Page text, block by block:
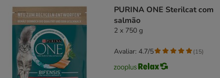
PURINA ONE Sterilcat com
salmão
2 x 750 g
Avaliar: 4.7/5 (15)